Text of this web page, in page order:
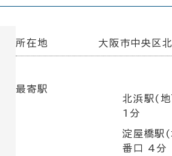
所在地 大阪市中央区
最寄駅
北浜駅(
1分
淀屋橋駅
番口 4分